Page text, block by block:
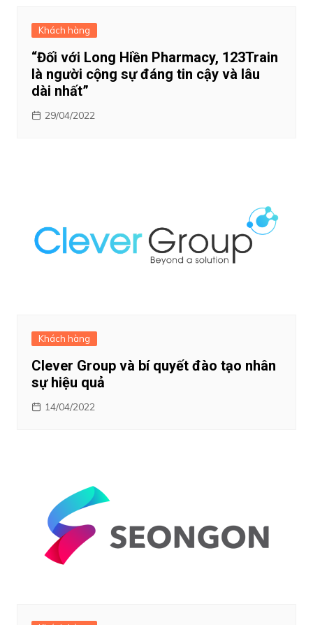
Khách hàng
“Đối với Long Hiền Pharmacy, 123Train
là người cộng sự đáng tin cậy và lâu
dài nhất”
29/04/2022
Khách hàng
Clever Group và bí quyết đào tạo nhân
sự hiệu quả
14/04/2022